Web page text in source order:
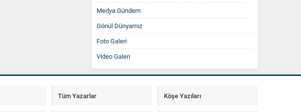
Medya Gündem
Gönül Dünyamız
Foto Galeri
Video Galeri
Tüm Yazarlar Köşe Yazıları